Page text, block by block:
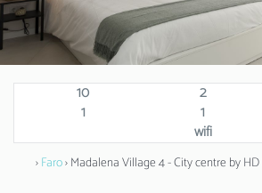
10 2
1
1
wifi
›Faro› Madalena Village 4 - City centre by HD